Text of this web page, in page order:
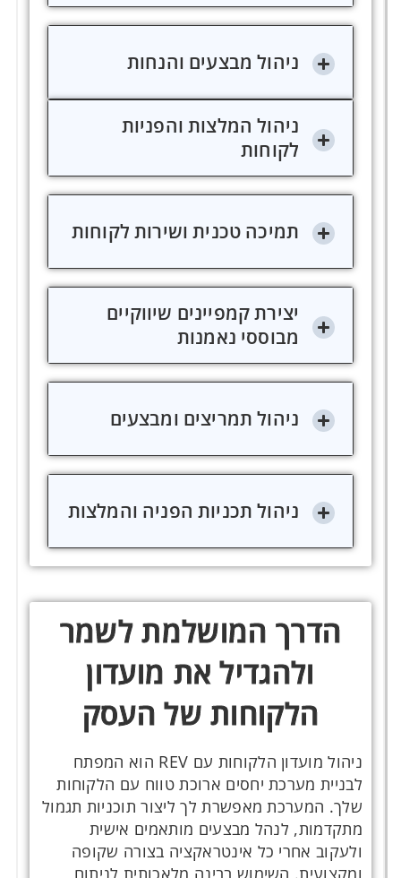
ניהול מבצעים והנחות
ניהול המלצות והפניות
לקוחות
תמיכה טכנית ושירות לקוחות
יצירת קמפיינים שיווקיים
מבוססי נאמנות
ניהול תמריצים ומבצעים
ניהול תכניות הפניה והמלצות
הדרך המושלמת לשמר
ולהגדיל את מועדון
הלקוחות של העסק
ניהול מועדון הלקוחות עם REV הוא המפתח
לבניית מערכת יחסים ארוכת טווח עם הלקוחות
שלך. המערכת מאפשרת לך ליצור תוכניות תגמול
מתקדמות, לנהל מבצעים מותאמים אישית
ולעקוב אחרי כל אינטראקציה בצורה שקופה
ומקצועית. השימוש בבינה מלאכותית לניתוח